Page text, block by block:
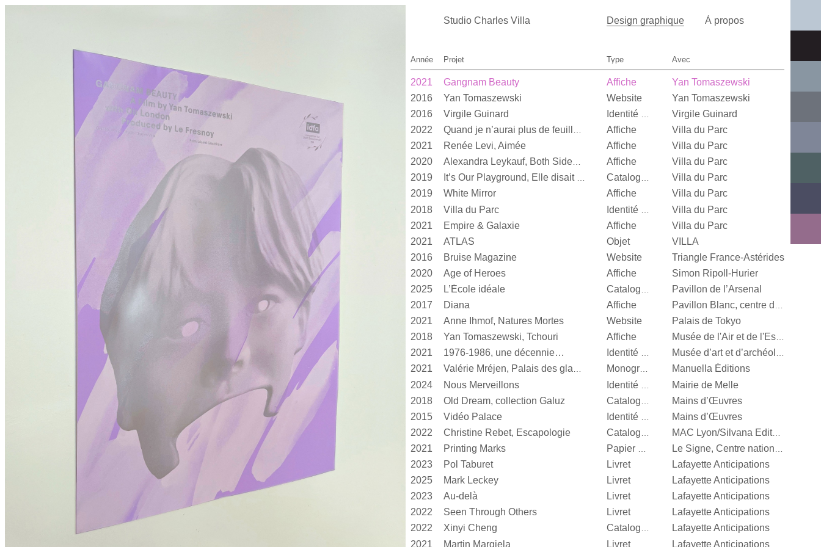
Studio Charles Villa Design graphique À propos
Année Projet Type Avec
2021 Gangnam Beauty Affiche
Yan Tomaszewski
2016
Yan Tomaszewski Website
Yan Tomaszewski
2016
Virgile Guinard
Virgile Guinard
2022
Quand je n’aurai plus de feuille, […] Affiche
Villa du Parc
2021
Renée Levi, Aimée Affiche
Villa du Parc
2020
Alexandra Leykauf, Both Sides Now Affiche
Villa du Parc
2019
It’s Our Playground, Elle disait bonjour aux machines Catalogue d’exposition
Villa du Parc
2019
White Mirror Affiche
Villa du Parc
2018
Villa du Parc
Villa du Parc
2021
Empire & Galaxie Affiche
Villa du Parc
2021
ATLAS Objet
VILLA
2016
Bruise Magazine Website
Triangle France-Astérides
2020
Age of Heroes Affiche
Simon Ripoll-Hurier
2025
L’École idéale Catalogue d’exposition
Pavillon de l’Arsenal
2017
Diana Affiche Pavillon Blanc, centre d’art contemporain de la Ville de Colomiers
2021 Anne Ihmof, Natures Mortes Website
Palais de Tokyo
2018
Yan Tomaszewski, Tchouri Affiche Musée de l'Air et de l'Espace
2021 1976-1986, une décennie… Identité visuelle Musée d’art et d’archéologie d’Aurillac
2021 Valérie Mréjen, Palais des glaces Monographie
Manuella Éditions
2024
Nous Merveillons
Mairie de Melle
2018
Old Dream, collection Galuz
Mains d’Œuvres
2015
Vidéo Palace
Mains d’Œuvres
2022
Christine Rebet, Escapologie MAC Lyon/Silvana Editoriale
2021 Printing Marks
2023 Pol Taburet Livret
Lafayette Anticipations
2025
Mark Leckey Livret
Lafayette Anticipations
2023
Au-delà Livret
Lafayette Anticipations
2022
Seen Through Others Livret
Lafayette Anticipations
2022
Xinyi Cheng Catalogue d’exposition
Lafayette Anticipations
2021
Martin Margiela Livret Lafayette Anticipations